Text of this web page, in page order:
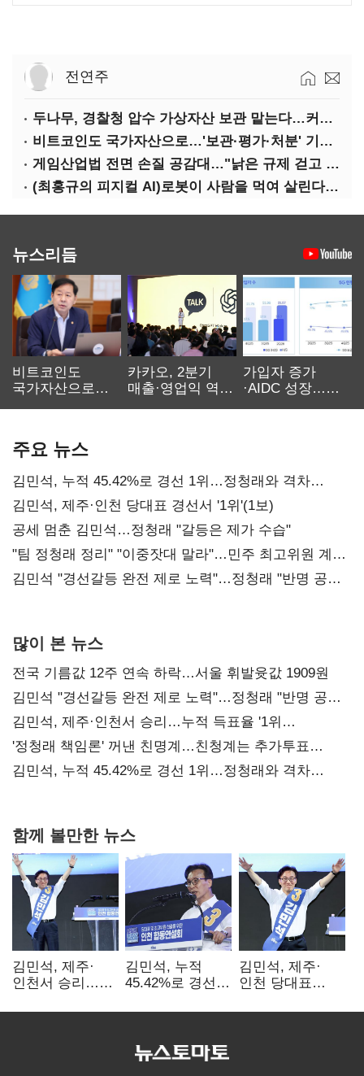
전연주
두나무, 경찰청 압수 가상자산 보관 맡는다…커스터디 사업 최종 낙찰
비트코인도 국가자산으로…'보관·평가·처분' 기준은 숙제
게임산업법 전면 손질 공감대…"낡은 규제 걷고 안전장치 촘촘히 해야"
(최홍규의 피지컬 AI)로봇이 사람을 먹여 살린다, 그런데 언제 먹여야 할지는 모른다
뉴스리듬
비트코인도
국가자산으로…'
카카오, 2분기
매출·영업익 역대
가입자 증가
·AIDC 성장…
주요 뉴스
김민석, 누적 45.42%로 경선 1위…정청래와 격차
0.86%p(2보)
김민석, 제주·인천 당대표 경선서 '1위'(1보)
공세 멈춘 김민석…정청래 "갈등은 제가 수습"
"팀 정청래 정리" "이중잣대 말라"…민주 최고위원 계파
다툼 격화
김민석 "경선갈등 완전 제로 노력"…정청래 "반명 공세
많이 본 뉴스
전국 기름값 12주 연속 하락…서울 휘발윳값 1909원
김민석 "경선갈등 완전 제로 노력"…정청래 "반명 공세
사과부터"
김민석, 제주·인천서 승리…누적 득표율 '1위
탈환'(종합)
'정청래 책임론' 꺼낸 친명계…친청계는 추가투표
때리기
김민석, 누적 45.42%로 경선 1위…정청래와 격차
함께 볼만한 뉴스
김민석, 제주·
인천서 승리…
탈환'(종합)
김민석, 누적
45.42%로 경선
격차
김민석, 제주·
인천 당대표